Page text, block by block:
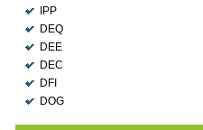
IPP
DEQ
DEE
DEC
DFI
DOG